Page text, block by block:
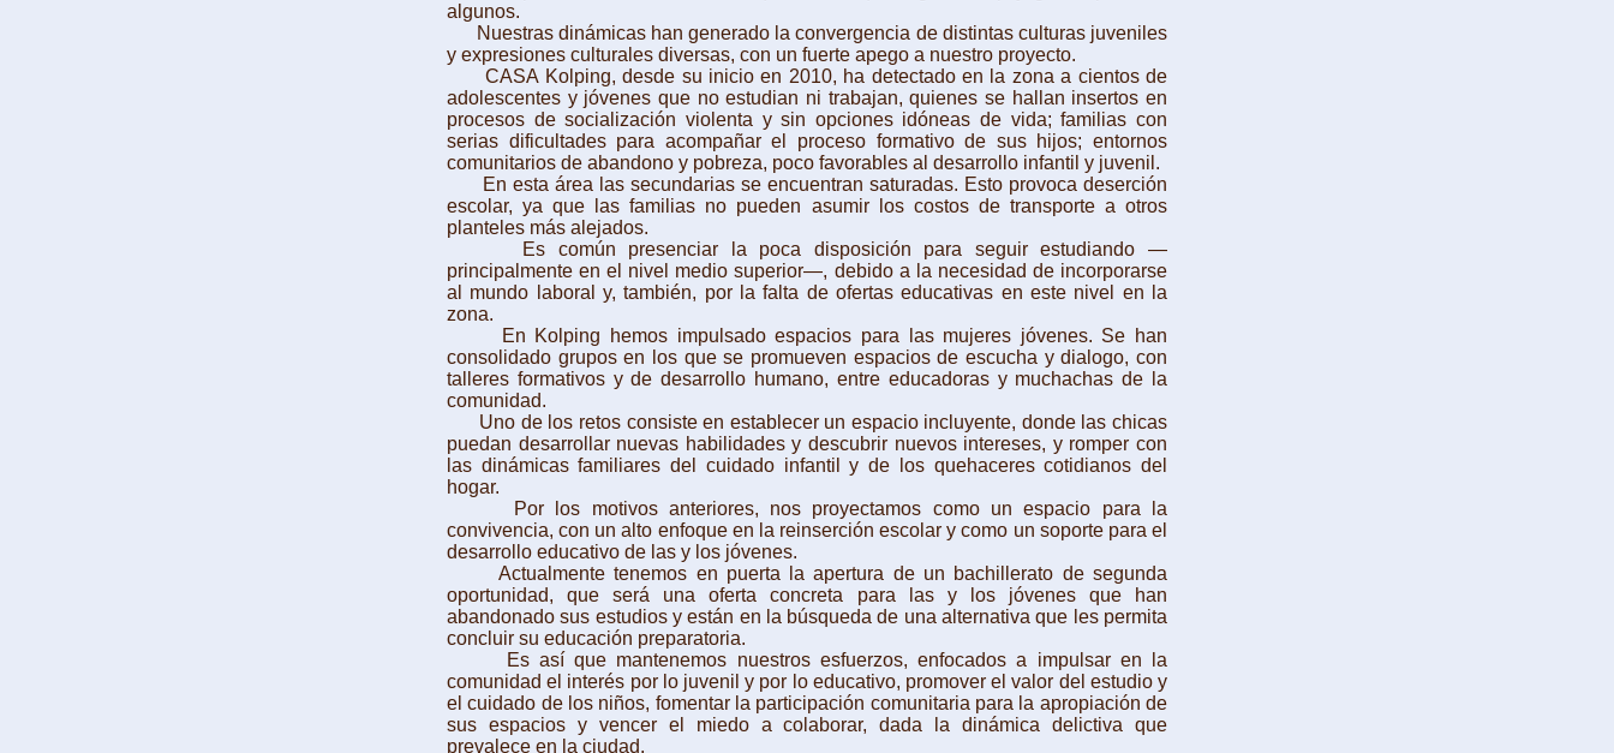
algunos.
Nuestras dinámicas han generado la convergencia de distintas culturas juveniles
y expresiones culturales diversas, con un fuerte apego a nuestro proyecto.
CASA Kolping, desde su inicio en 2010, ha detectado en la zona a cientos de
adolescentes y jóvenes que no estudian ni trabajan, quienes se hallan insertos en
procesos de socialización violenta y sin opciones idóneas de vida; familias con
serias dificultades para acompañar el proceso formativo de sus hijos; entornos
comunitarios de abandono y pobreza, poco favorables al desarrollo infantil y juvenil.
En esta área las secundarias se encuentran saturadas. Esto provoca deserción
escolar, ya que las familias no pueden asumir los costos de transporte a otros
planteles más alejados.
Es común presenciar la poca disposición para seguir estudiando —
principalmente en el nivel medio superior—, debido a la necesidad de incorporarse
al mundo laboral y, también, por la falta de ofertas educativas en este nivel en la
zona.
En Kolping hemos impulsado espacios para las mujeres jóvenes. Se han
consolidado grupos en los que se promueven espacios de escucha y dialogo, con
talleres formativos y de desarrollo humano, entre educadoras y muchachas de la
comunidad.
Uno de los retos consiste en establecer un espacio incluyente, donde las chicas
puedan desarrollar nuevas habilidades y descubrir nuevos intereses, y romper con
las dinámicas familiares del cuidado infantil y de los quehaceres cotidianos del
hogar.
Por los motivos anteriores, nos proyectamos como un espacio para la
convivencia, con un alto enfoque en la reinserción escolar y como un soporte para el
desarrollo educativo de las y los jóvenes.
Actualmente tenemos en puerta la apertura de un bachillerato de segunda
oportunidad, que será una oferta concreta para las y los jóvenes que han
abandonado sus estudios y están en la búsqueda de una alternativa que les permita
concluir su educación preparatoria.
Es así que mantenemos nuestros esfuerzos, enfocados a impulsar en la
comunidad el interés por lo juvenil y por lo educativo, promover el valor del estudio y
el cuidado de los niños, fomentar la participación comunitaria para la apropiación de
sus espacios y vencer el miedo a colaborar, dada la dinámica delictiva que
prevalece en la ciudad.